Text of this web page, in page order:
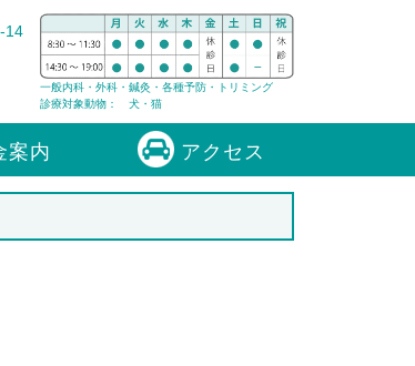
一般内科・外科・鍼灸・各種予防・トリミング
診療対象動物： 犬・猫
14
内 アクセス